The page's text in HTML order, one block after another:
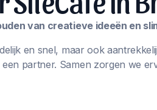
van creatieve ideeën en
en snel, maar ook
partner. Samen zorgen we